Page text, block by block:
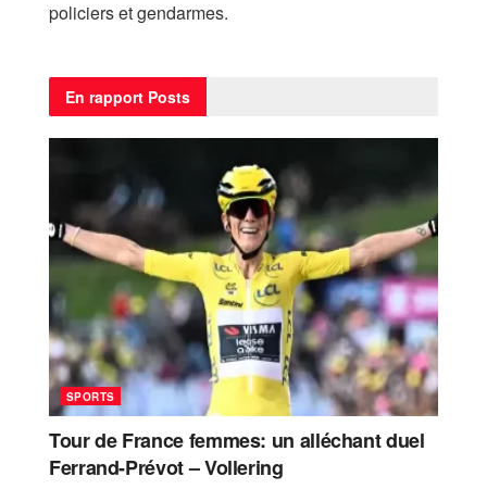
policiers et gendarmes.
En rapport Posts
SPORTS
Tour de France femmes: un alléchant duel
Ferrand-Prévot – Vollering